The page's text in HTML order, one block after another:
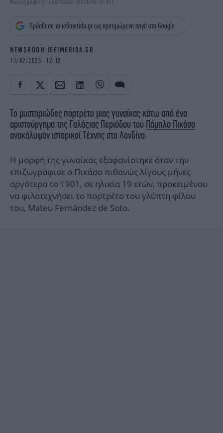
iBOOKS
OSCARS
NEWSLETTER
Φωτογραφίες: Courtauld Institute of Art
Πρόσθεσε το iefimerida.gr ως προτιμώμενη πηγή στη Google
NEWSROOM IEFIMERIDA.GR
11/02/2025 12:12
Το μυστηριώδες πορτρέτο μιας γυναίκας κάτω από ένα
αριστούργημα της Γαλάζιας Περιόδου του Πάμπλο Πικάσο
ανακάλυψαν ιστορικοί Τέχνης στο Λονδίνο.
Η μορφή της γυναίκας εξαφανίστηκε όταν την
επιζωγράφισε ο Πικάσο πιθανώς λίγους μήνες
αργότερα το 1901, σε ηλικία 19 ετών, προκειμένου
να φιλοτεχνήσει το πορτρέτο του γλύπτη φίλου
του, Mateu Fernández de Soto.